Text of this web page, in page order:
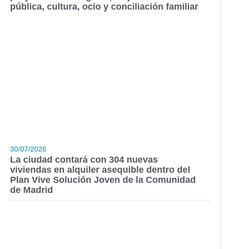
pública, cultura, ocio y conciliación familiar
30/07/2026
La ciudad contará con 304 nuevas
viviendas en alquiler asequible dentro del
Plan Vive Solución Joven de la Comunidad
de Madrid